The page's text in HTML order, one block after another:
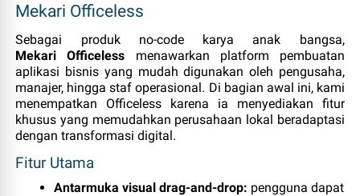
Mekari Officeless
Sebagai produk no‑code karya anak bangsa,
Mekari Officeless menawarkan platform pembuatan
aplikasi bisnis yang mudah digunakan oleh pengusaha,
manajer, hingga staf operasional. Di bagian awal ini, kami
menempatkan Officeless karena ia menyediakan fitur
khusus yang memudahkan perusahaan lokal beradaptasi
dengan transformasi digital.
Fitur Utama
Antarmuka visual drag‑and‑drop: pengguna dapat